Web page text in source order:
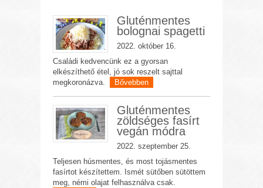
Gluténmentes
bolognai spagetti
2022. október 16.
Családi kedvencünk ez a gyorsan
elkészíthető étel, jó sok reszelt sajttal
megkoronázva.
Bővebben
Gluténmentes
zöldséges fasírt
vegán módra
2022. szeptember 25.
Teljesen húsmentes, és most tojásmentes
fasírtot készítettem. Ismét sütőben sütöttem
meg, némi olajat felhasználva csak.